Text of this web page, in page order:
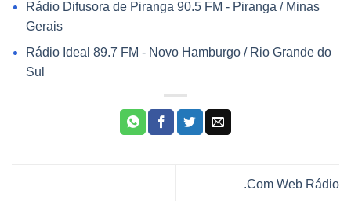
Rádio Difusora de Piranga 90.5 FM - Piranga / Minas
Gerais
Rádio Ideal 89.7 FM - Novo Hamburgo / Rio Grande do
Sul
.Com Web Rádio